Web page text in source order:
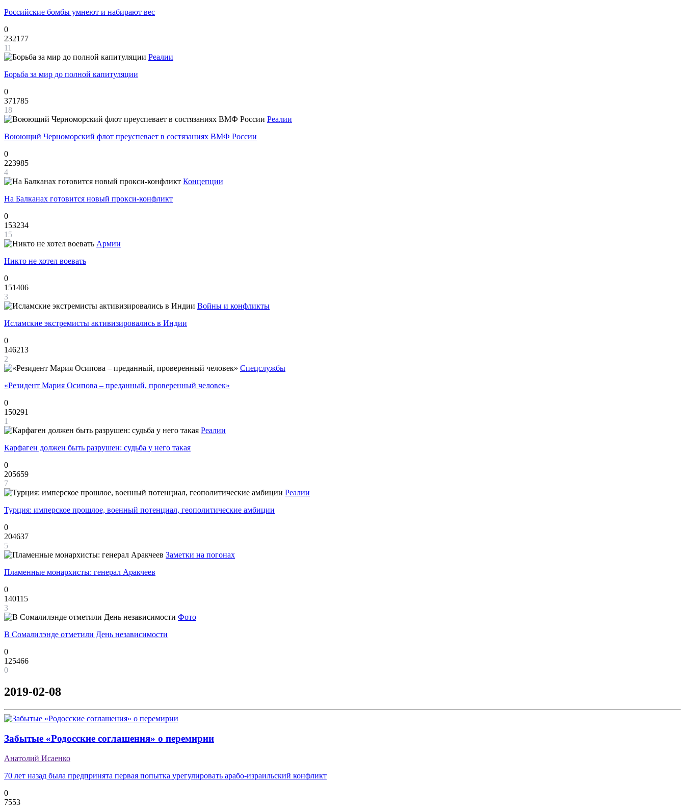
Российские бомбы умнеют и набирают вес
0
232177
11
Реалии
Борьба за мир до полной капитуляции
0
371785
18
Реалии
Воюющий Черноморский флот преуспевает в состязаниях ВМФ России
0
223985
4
Концепции
На Балканах готовится новый прокси-конфликт
0
153234
15
Армии
Никто не хотел воевать
0
151406
3
Войны и конфликты
Исламские экстремисты активизировались в Индии
0
146213
2
Спецслужбы
«Резидент Мария Осипова – преданный, проверенный человек»
0
150291
1
Реалии
Карфаген должен быть разрушен: судьба у него такая
0
205659
7
Реалии
Турция: имперское прошлое, военный потенциал, геополитические амбиции
0
204637
5
Заметки на погонах
Пламенные монархисты: генерал Аракчеев
0
140115
3
Фото
В Сомалилэнде отметили День независимости
0
125466
0
2019-02-08
Забытые «Родосские соглашения» о перемирии
Анатолий Исаенко
70 лет назад была предпринята первая попытка урегулировать арабо-израильский конфликт
0
7553